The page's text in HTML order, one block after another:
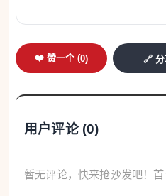
基础上，对瓯剧高腔进行
腔的运用尤为精妙，时而如
白，拓展了传统戏曲的音
晰。编剧郑朝阳对原著的
❤️ 赞一个 (0) 🔗
用户评论 (0)
暂无评论，快来抢沙发吧！首